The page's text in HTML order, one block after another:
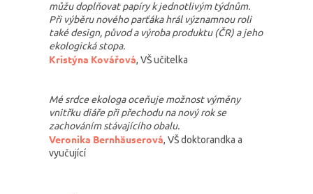
můžu doplňovat papíry k jednotlivým týdnům.
Při výběru nového parťáka hrál významnou roli
také design, původ a výroba produktu (ČR) a jeho
ekologická stopa.
Kristýna Kovářová, VŠ učitelka
Mé srdce ekologa oceňuje možnost výměny
vnitřku diáře při přechodu na nový rok se
zachováním stávajícího obalu.
Veronika Bernhäuserová, VŠ doktorandka a
vyučující